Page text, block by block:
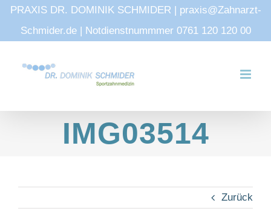
PRAXIS DR. DOMINIK SCHMIDER | praxis@Zahnarzt-
Schmider.de | Notdienstnummmer 0761 120 120 00
Inhalt
IMG03514
Zurück